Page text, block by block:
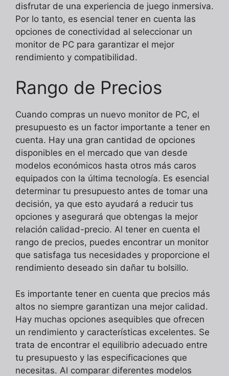
disfrutar de una experiencia de juego inmersiva.
Por lo tanto, es esencial tener en cuenta las
opciones de conectividad al seleccionar un
monitor de PC para garantizar el mejor
rendimiento y compatibilidad.
Rango de Precios
Cuando compras un nuevo monitor de PC, el
presupuesto es un factor importante a tener en
cuenta. Hay una gran cantidad de opciones
disponibles en el mercado que van desde
modelos económicos hasta otros más caros
equipados con la última tecnología. Es esencial
determinar tu presupuesto antes de tomar una
decisión, ya que esto ayudará a reducir tus
opciones y asegurará que obtengas la mejor
relación calidad-precio. Al tener en cuenta el
rango de precios, puedes encontrar un monitor
que satisfaga tus necesidades y proporcione el
rendimiento deseado sin dañar tu bolsillo.
Es importante tener en cuenta que precios más
altos no siempre garantizan una mejor calidad.
Hay muchas opciones asequibles que ofrecen
un rendimiento y características excelentes. Se
trata de encontrar el equilibrio adecuado entre
tu presupuesto y las especificaciones que
necesitas. Al comparar diferentes modelos